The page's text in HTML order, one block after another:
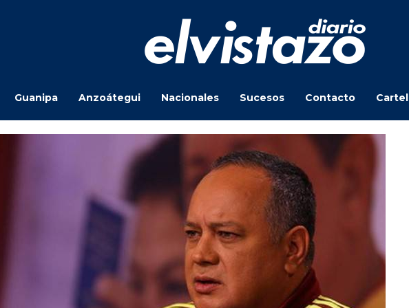
Guanipa Anzoátegui Nacionales Sucesos Contacto